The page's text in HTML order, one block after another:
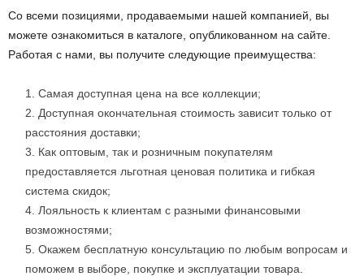
Со всеми позициями, продаваемыми нашей компанией, вы
можете ознакомиться в каталоге, опубликованном на сайте.
Работая с нами, вы получите следующие преимущества:
Самая доступная цена на все коллекции;
Доступная окончательная стоимость зависит только от
расстояния доставки;
Как оптовым, так и розничным покупателям
предоставляется льготная ценовая политика и гибкая
система скидок;
Лояльность к клиентам с разными финансовыми
возможностями;
Окажем бесплатную консультацию по любым вопросам и
поможем в выборе, покупке и эксплуатации товара.